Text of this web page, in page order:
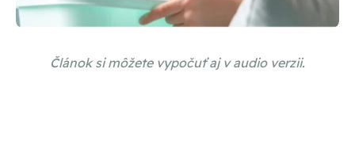
Článok si môžete vypočuť aj v audio verzii.